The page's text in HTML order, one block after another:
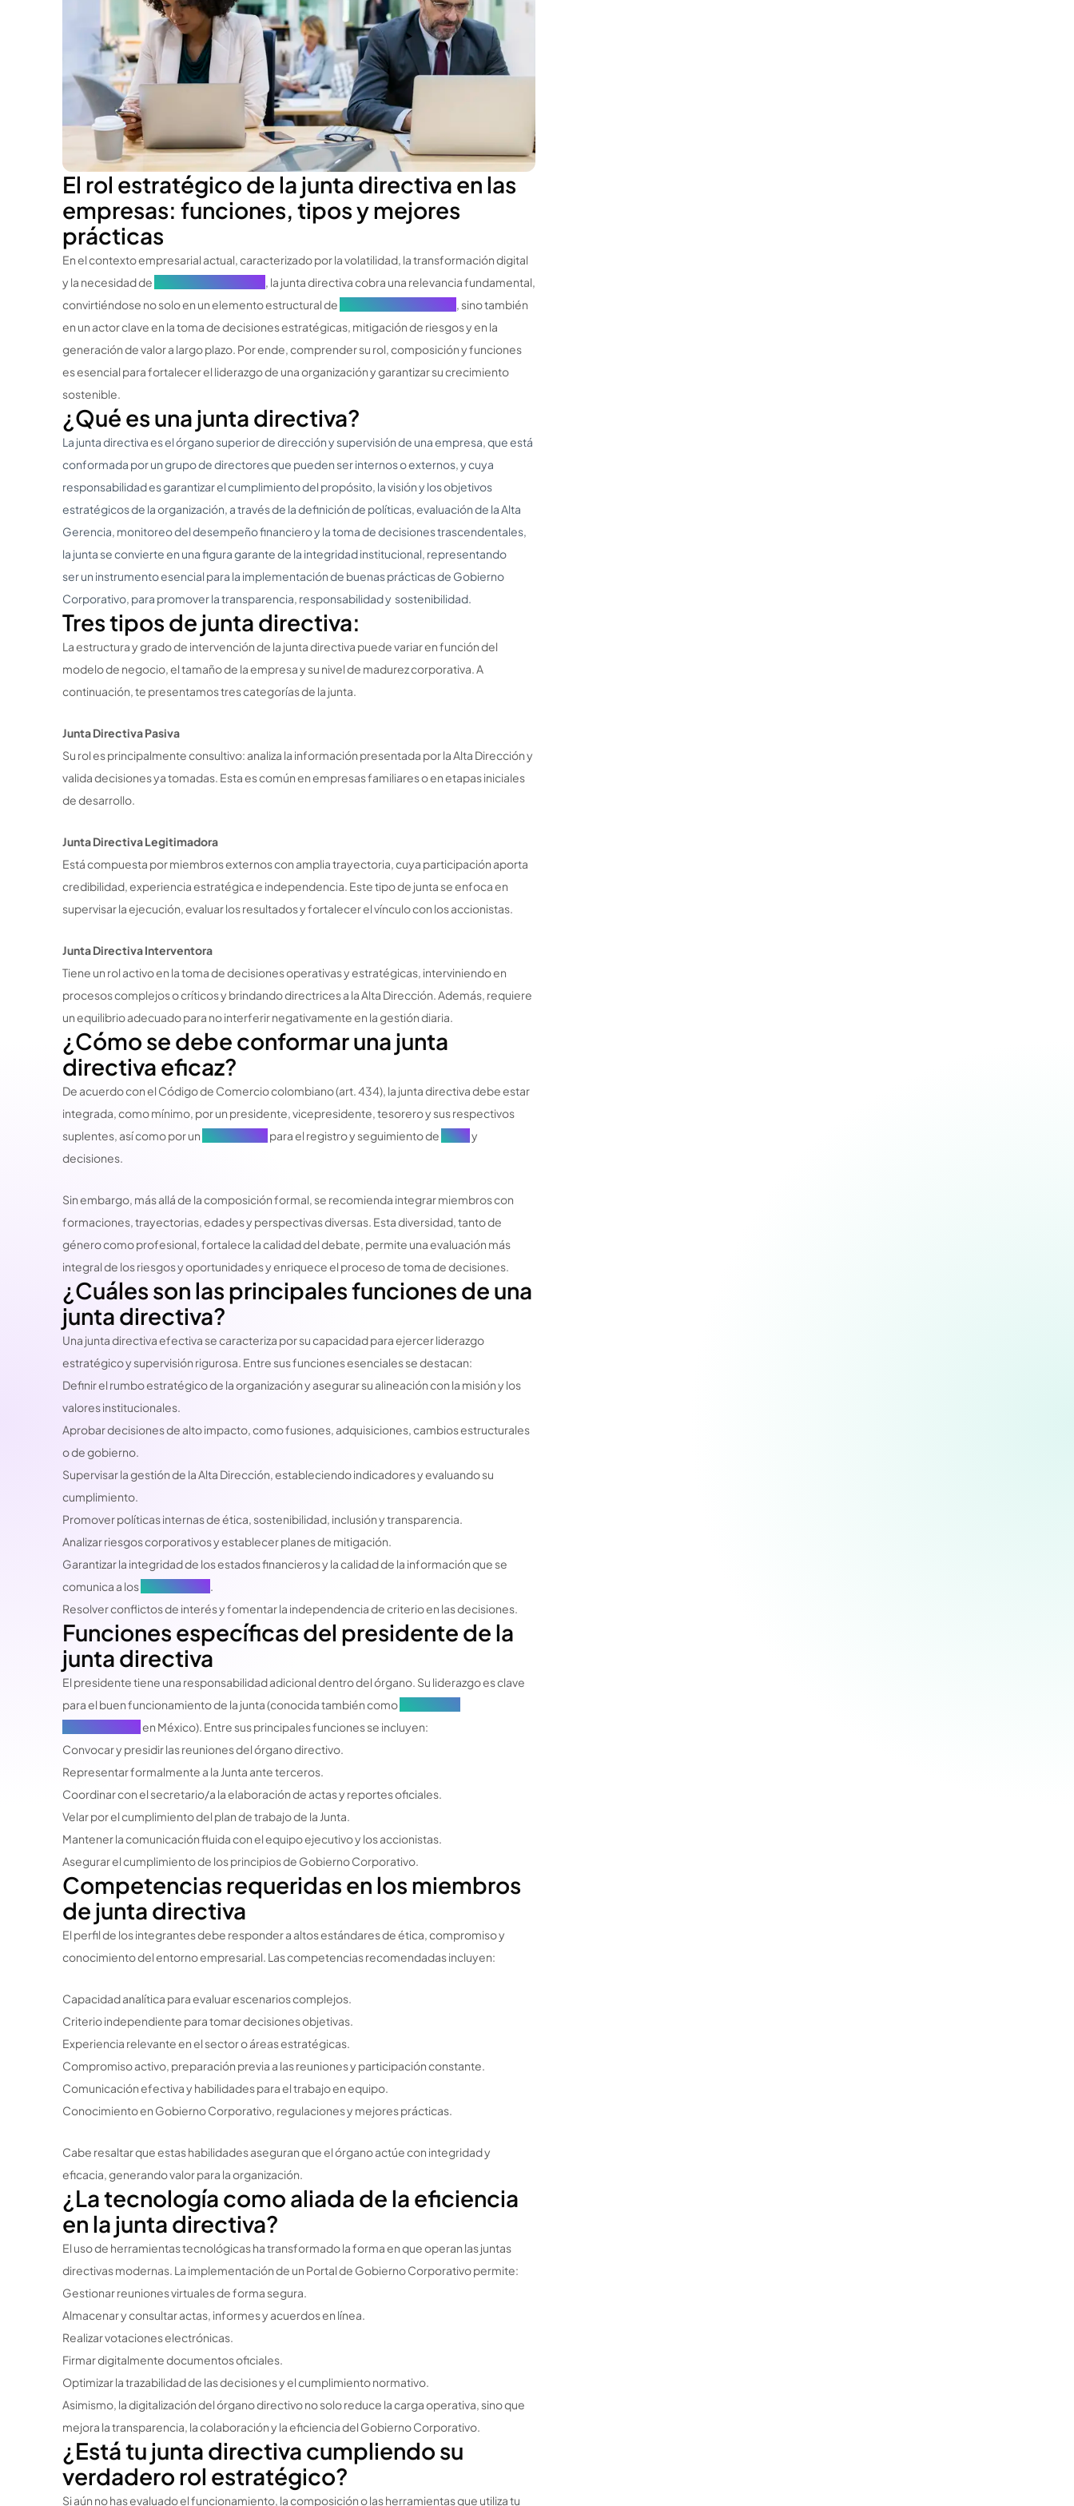
El rol estratégico de la junta directiva en las
empresas: funciones, tipos y mejores
prácticas
En el contexto empresarial actual, caracterizado por la volatilidad, la transformación digital
y la necesidad de
, la junta directiva cobra una relevancia fundamental,
convirtiéndose no solo en un elemento estructural de
, sino también
en un actor clave en la toma de decisiones estratégicas, mitigación de riesgos y en la
generación de valor a largo plazo. Por ende, comprender su rol, composición y funciones
es esencial para fortalecer el liderazgo de una organización y garantizar su crecimiento
sostenible.
¿Qué es una junta directiva?
La junta directiva es el órgano superior de dirección y supervisión de una empresa, que está
conformada por un grupo de directores que pueden ser internos o externos, y cuya
responsabilidad es garantizar el cumplimiento del propósito, la visión y los objetivos
estratégicos de la organización, a través de la definición de políticas, evaluación de la Alta
Gerencia, monitoreo del desempeño financiero y la toma de decisiones trascendentales,
la junta se convierte en una figura garante de la integridad institucional, representando
ser un instrumento esencial para la implementación de buenas prácticas de Gobierno
Corporativo, para promover la transparencia, responsabilidad y sostenibilidad.
Tres tipos de junta directiva:
La estructura y grado de intervención de la junta directiva puede variar en función del
modelo de negocio, el tamaño de la empresa y su nivel de madurez corporativa. A
continuación, te presentamos tres categorías de la junta.
Junta Directiva Pasiva
Su rol es principalmente consultivo: analiza la información presentada por la Alta Dirección y
valida decisiones ya tomadas. Esta es común en empresas familiares o en etapas iniciales
de desarrollo.
Junta Directiva Legitimadora
Está compuesta por miembros externos con amplia trayectoria, cuya participación aporta
credibilidad, experiencia estratégica e independencia. Este tipo de junta se enfoca en
supervisar la ejecución, evaluar los resultados y fortalecer el vínculo con los accionistas.
Junta Directiva Interventora
Tiene un rol activo en la toma de decisiones operativas y estratégicas, interviniendo en
procesos complejos o críticos y brindando directrices a la Alta Dirección. Además, requiere
un equilibrio adecuado para no interferir negativamente en la gestión diaria.
¿Cómo se debe conformar una junta
directiva eficaz?
De acuerdo con el Código de Comercio colombiano (art. 434), la junta directiva debe estar
integrada, como mínimo, por un presidente, vicepresidente, tesorero y sus respectivos
suplentes, así como por un
para el registro y seguimiento deactasy
decisiones.
Sin embargo, más allá de la composición formal, se recomienda integrar miembros con
formaciones, trayectorias, edades y perspectivas diversas. Esta diversidad, tanto de
género como profesional, fortalece la calidad del debate, permite una evaluación más
integral de los riesgos y oportunidades y enriquece el proceso de toma de decisiones.
¿Cuáles son las principales funciones de una
junta directiva?
Una junta directiva efectiva se caracteriza por su capacidad para ejercer liderazgo
estratégico y supervisión rigurosa. Entre sus funciones esenciales se destacan:
Definir el rumbo estratégico de la organización y asegurar su alineación con la misión y los
valores institucionales.
Aprobar decisiones de alto impacto, como fusiones, adquisiciones, cambios estructurales
o de gobierno.
Supervisar la gestión de la Alta Dirección, estableciendo indicadores y evaluando su
cumplimiento.
Promover políticas internas de ética, sostenibilidad, inclusión y transparencia.
Analizar riesgos corporativos y establecer planes de mitigación.
Garantizar la integridad de los estados financieros y la calidad de la información que se
comunica a los
.
Resolver conflictos de interés y fomentar la independencia de criterio en las decisiones.
Funciones específicas del presidente de la
junta directiva
El presidente tiene una responsabilidad adicional dentro del órgano. Su liderazgo es clave
para el buen funcionamiento de la junta (conocida también como
en México). Entre sus principales funciones se incluyen:
Convocar y presidir las reuniones del órgano directivo.
Representar formalmente a la Junta ante terceros.
Coordinar con el secretario/a la elaboración de actas y reportes oficiales.
Velar por el cumplimiento del plan de trabajo de la Junta.
Mantener la comunicación fluida con el equipo ejecutivo y los accionistas.
Asegurar el cumplimiento de los principios de Gobierno Corporativo.
Competencias requeridas en los miembros
de junta directiva
El perfil de los integrantes debe responder a altos estándares de ética, compromiso y
conocimiento del entorno empresarial. Las competencias recomendadas incluyen:
Capacidad analítica para evaluar escenarios complejos.
Criterio independiente para tomar decisiones objetivas.
Experiencia relevante en el sector o áreas estratégicas.
Compromiso activo, preparación previa a las reuniones y participación constante.
Comunicación efectiva y habilidades para el trabajo en equipo.
Conocimiento en Gobierno Corporativo, regulaciones y mejores prácticas.
Cabe resaltar que estas habilidades aseguran que el órgano actúe con integridad y
eficacia, generando valor para la organización.
¿La tecnología como aliada de la eficiencia
en la junta directiva?
El uso de herramientas tecnológicas ha transformado la forma en que operan las juntas
directivas modernas. La implementación de un Portal de Gobierno Corporativo permite:
Gestionar reuniones virtuales de forma segura.
Almacenar y consultar actas, informes y acuerdos en línea.
Realizar votaciones electrónicas.
Firmar digitalmente documentos oficiales.
Optimizar la trazabilidad de las decisiones y el cumplimiento normativo.
Asimismo, la digitalización del órgano directivo no solo reduce la carga operativa, sino que
mejora la transparencia, la colaboración y la eficiencia del Gobierno Corporativo.
¿Está tu junta directiva cumpliendo su
verdadero rol estratégico?
Si aún no has evaluado el funcionamiento, la composición o las herramientas que utiliza tu